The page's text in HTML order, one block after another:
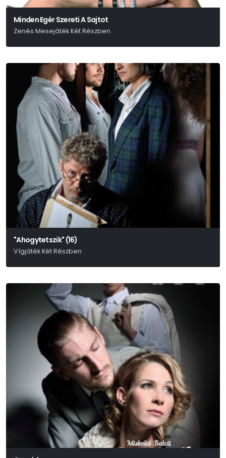
Minden Egér Szereti A Sajtot
Zenés Mesejáték Két Részben
"Ahogytetszik" (16)
Vígjáték Két Részben